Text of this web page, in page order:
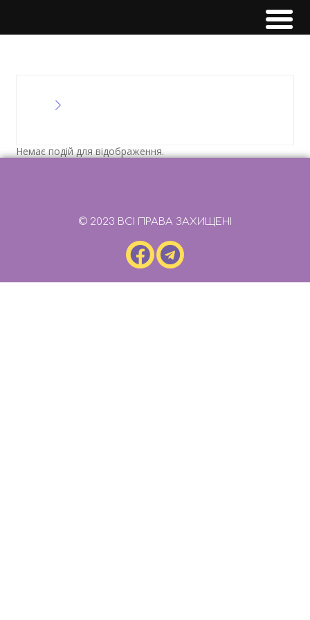
Немає подій для відображення.
© 2023 ВСІ ПРАВА ЗАХИЩЕНІ